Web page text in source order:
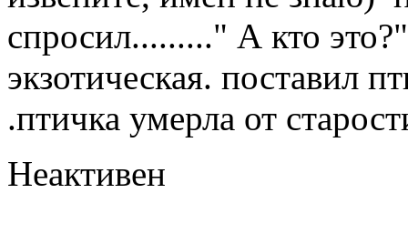
спросил........." А кто
экзотическая. поставил
.птичка умерла от
Неактивен